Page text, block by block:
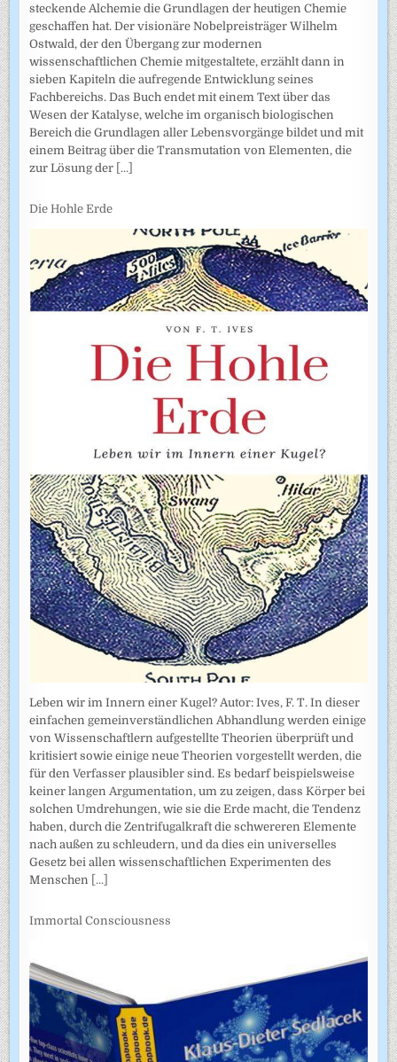
steckende Alchemie die Grundlagen der heutigen Chemie
geschaffen hat. Der visionäre Nobelpreisträger Wilhelm
Ostwald, der den Übergang zur modernen
wissenschaftlichen Chemie mitgestaltete, erzählt dann in
sieben Kapiteln die aufregende Entwicklung seines
Fachbereichs. Das Buch endet mit einem Text über das
Wesen der Katalyse, welche im organisch biologischen
Bereich die Grundlagen aller Lebensvorgänge bildet und mit
einem Beitrag über die Transmutation von Elementen, die
zur Lösung der [...]
Die Hohle Erde
Leben wir im Innern einer Kugel? Autor: Ives, F. T. In dieser
einfachen gemeinverständlichen Abhandlung werden einige
von Wissenschaftlern aufgestellte Theorien überprüft und
kritisiert sowie einige neue Theorien vorgestellt werden, die
für den Verfasser plausibler sind. Es bedarf beispielsweise
keiner langen Argumentation, um zu zeigen, dass Körper bei
solchen Umdrehungen, wie sie die Erde macht, die Tendenz
haben, durch die Zentrifugalkraft die schwereren Elemente
nach außen zu schleudern, und da dies ein universelles
Gesetz bei allen wissenschaftlichen Experimenten des
Menschen [...]
Immortal Consciousness